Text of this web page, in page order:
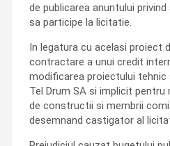
de publicarea anuntului
sa participe la licitatie.
In legatura cu acelasi proiect
contractare a unui credit
modificarea proiectului tehnic
Tel Drum SA si implicit
de constructii si membrii
desemnand castigator al